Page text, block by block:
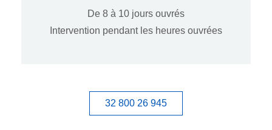
De 8 à 10 jours ouvrés
Intervention pendant les heures ouvrées
32 800 26 945